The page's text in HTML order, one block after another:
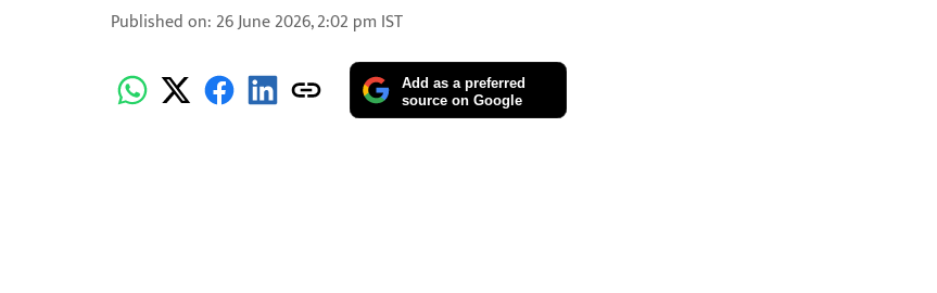
Published on: 26 June 2026, 2:02 pm IST
Add as a preferred
source on Google